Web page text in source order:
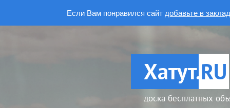
Если Вам понравился сайт добавьте в
Хатут.RU
доска бесплатных